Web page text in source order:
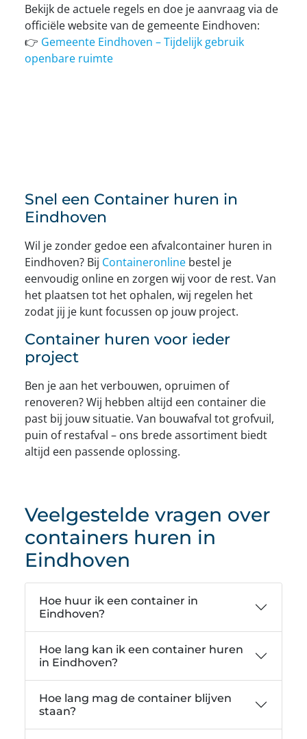
Bekijk de actuele regels en doe je aanvraag via de
officiële website van de gemeente Eindhoven:
👉 Gemeente Eindhoven – Tijdelijk gebruik
openbare ruimte
Snel een Container huren in
Eindhoven
Wil je zonder gedoe een afvalcontainer huren in
Eindhoven? Bij Containeronline bestel je
eenvoudig online en zorgen wij voor de rest. Van
het plaatsen tot het ophalen, wij regelen het
zodat jij je kunt focussen op jouw project.
Container huren voor ieder
project
Ben je aan het verbouwen, opruimen of
renoveren? Wij hebben altijd een container die
past bij jouw situatie. Van bouwafval tot grofvuil,
puin of restafval – ons brede assortiment biedt
altijd een passende oplossing.
Veelgestelde vragen over
containers huren in
Eindhoven
Hoe huur ik een container in
Eindhoven?
Hoe lang kan ik een container huren
in Eindhoven?
Hoe lang mag de container blijven
staan?